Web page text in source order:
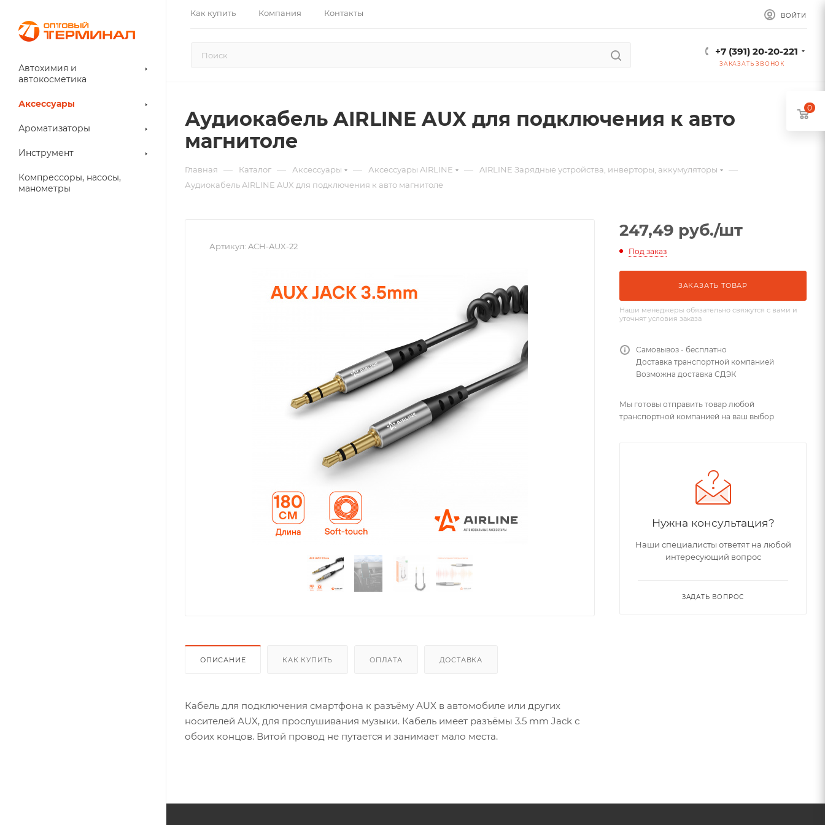
Как купить Компания Контакты ВОЙТИ
+7 (391) 20-20-221
ЗАКАЗАТЬ ЗВОНОК
Автохимия и
автокосметика
Аксессуары
Ароматизаторы
Инструмент
Компрессоры, насосы,
манометры
Аудиокабель AIRLINE AUX для подключения к авто
магнитоле
Главная — Каталог — Аксессуары — Аксессуары AIRLINE — AIRLINE Зарядные устройства, инверторы, аккумуляторы —
Аудиокабель AIRLINE AUX для подключения к авто магнитоле
Артикул: ACH-AUX-22
ОПИСАНИЕ КАК КУПИТЬ ОПЛАТА ДОСТАВКА
Кабель для подключения смартфона к разъёму AUX в автомобиле или других
носителей AUX, для прослушивания музыки. Кабель имеет разъёмы 3.5 mm Jack с
обоих концов. Витой провод не путается и занимает мало места.
247,49 руб./шт
Под заказ
ЗАКАЗАТЬ ТОВАР
Наши менеджеры обязательно свяжутся с вами и
уточнят условия заказа
Самовывоз - бесплатно
Доставка транспортной компанией
Возможна доставка СДЭК
Мы готовы отправить товар любой
транспортной компанией на ваш выбор
Нужна консультация?
Наши специалисты ответят на любой
интересующий вопрос
ЗАДАТЬ ВОПРОС
0